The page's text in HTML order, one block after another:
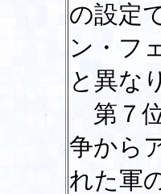
の設定
ン・フ
と異な
第７
争から
れた軍